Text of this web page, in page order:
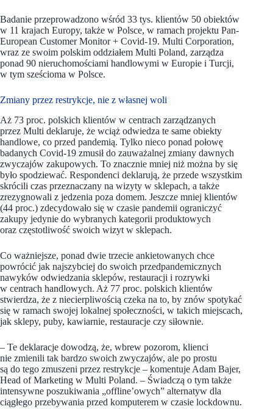
Badanie przeprowadzono wśród 33 tys. klientów 50 obiektów
w 11 krajach Europy, także w Polsce, w ramach projektu Pan-
European Customer Monitor + Covid-19. Multi Corporation,
wraz ze swoim polskim oddziałem Multi Poland, zarządza
ponad 90 nieruchomościami handlowymi w Europie i Turcji,
w tym sześcioma w Polsce.
Zmiany przez restrykcje, nie z własnej woli
Aż 73 proc. polskich klientów w centrach zarządzanych
przez Multi deklaruje, że wciąż odwiedza te same obiekty
handlowe, co przed pandemią. Tylko nieco ponad połowę
badanych Covid-19 zmusił do zauważalnej zmiany dawnych
zwyczajów zakupowych. To znacznie mniej niż można by się
było spodziewać. Respondenci deklarują, że przede wszystkim
skrócili czas przeznaczany na wizyty w sklepach, a także
zrezygnowali z jedzenia poza domem. Jeszcze mniej klientów
(44 proc.) zdecydowało się w czasie pandemii ograniczyć
zakupy jedynie do wybranych kategorii produktowych
oraz częstotliwość swoich wizyt w sklepach.
Co ważniejsze, ponad dwie trzecie ankietowanych chce
powrócić jak najszybciej do swoich przedpandemicznych
nawyków odwiedzania sklepów, restauracji i rozrywki
w centrach handlowych. Aż 77 proc. polskich klientów
stwierdza, że z niecierpliwością czeka na to, by znów spotykać
się w ramach swojej lokalnej społeczności, w takich miejscach,
jak sklepy, puby, kawiarnie, restauracje czy siłownie.
– Te deklaracje dowodzą, że, wbrew pozorom, klienci
nie zmienili tak bardzo swoich zwyczajów, ale po prostu
są do tego zmuszeni przez restrykcje – komentuje Adam Bajer,
Head of Marketing w Multi Poland. – Świadczą o tym także
intensywne poszukiwania „offline’owych” alternatyw dla
ciągłego przebywania przed komputerem w czasie lockdownu.